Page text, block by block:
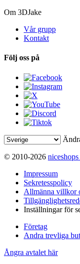
Om 3DJake
Vår grupp
Kontakt
Följ oss på
© 2010-2026
Impressum
Sekretesspolicy
Allmänna villkor
Inställningar för
Företag
Andra trevliga
Ångra avtalet här